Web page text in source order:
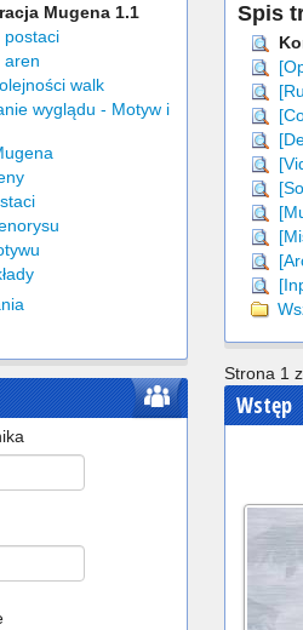
Mugena 1.1
postaci
aren
walk
wyglądu - Motyw i
Spis
Strona 1 z
Wstęp